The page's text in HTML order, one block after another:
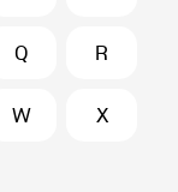
Q R
W X